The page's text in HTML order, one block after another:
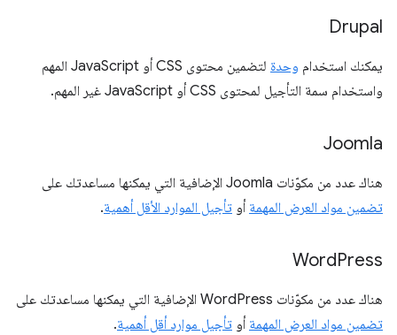
Drupal
يمكنك استخدام وحدة
لتضمين محتوى CSS أو JavaScript المهم
واستخدام سمة التأجيل لمحتوى CSS أو JavaScript غير المهم.
Joomla
هناك عدد من مكوّنات Joomla الإضافية التي يمكنها مساعدتك على
تضمين مواد العرض المهمة أو تأجيل الموارد الأقل أهمية.
WordPress
هناك عدد من مكوّنات WordPress الإضافية التي يمكنها مساعدتك على
تضمين مواد العرض المهمة أو تأجيل موارد أقل أهمية.